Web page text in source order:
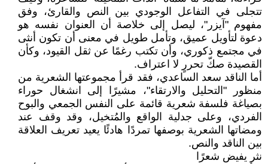
تتجلى في التفاعل الوجودي بين النص والقارئ، وفق
مفهوم "آيزر"، ليصل إلى خلاصة أن العنوان نفسه هو
دعوة لتأويل عميق، وتأمل طويل في معنى أن تكون أنثى
في مجتمع ذكوري، وأن تكتب رغمًا عن ثقل القيود، وكأن
القصيدة صكّ تحررٍ لا اعتراف.
أما الناقد سعد الساعدي، فقد قرأ مجموعتها الشعرية من
منظور "التحليل والارتقاء"، مشيرًا إلى انشغال حوراء
بصياغة فلسفة شعرية قائمة على النفس الجمعي والبوح
الفردي، وعلى جدلية الواقع والمُتخيل، وقد وقف عند
ومضاتها الشعرية بوصفها تمردًا هادئًا يعيد تعريف العلاقة
بين الناقد والنص.
نثر يفيض شعرًا